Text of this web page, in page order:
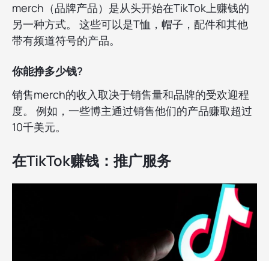
merch（品牌产品）是从头开始在TikTok上赚钱的
另一种方式。 这些可以是T恤，帽子，配件和其他
带有频道符号的产品。
你能挣多少钱?
销售merch的收入取决于销售量和品牌的受欢迎程
度。 例如，一些博主通过销售他们的产品赚取超过
10千美元。
在TikTok赚钱：推广服务